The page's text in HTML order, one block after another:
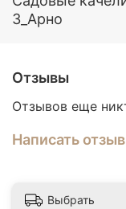
З_Арно
Отзывы
Отзывов еще
Написать отзыв
Выбрать